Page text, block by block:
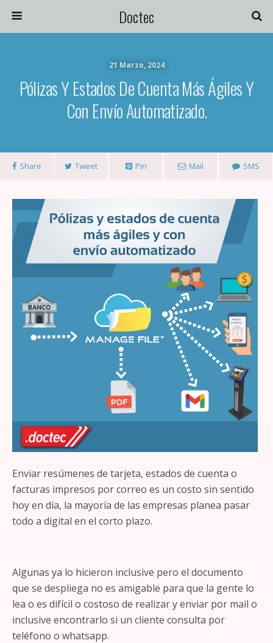
Doctec
21 Marzo, 2024
Pólizas Y Estados De Cuenta Más Ágiles Y
Con Envío Automatizado.
Share Tweet Pin Mail SMS
Enviar resúmenes de tarjeta, estados de cuenta o
facturas impresos por correo es un costo sin sentido
hoy en día, la mayoría de las empresas planea pasar
todo a digital en el corto plazo.
Algunas ya lo hicieron inclusive pero el documento
que se despliega no es amigable para que la gente lo
lea o es difícil o costoso de realizar y enviar por mail o
inclusive encontrarlo si un cliente consulta por
teléfono o whatsapp.